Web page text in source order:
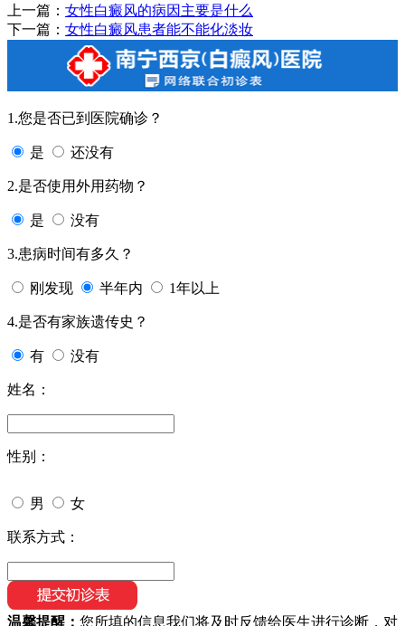
上一篇： 女性白癜风的病因主要是什么
下一篇： 女性白癜风患者能不能化淡妆
1.您是否已到医院确诊？
是 还没有
2.是否使用外用药物？
是 没有
3.患病时间有多久？
刚发现 半年内 1年以上
4.是否有家族遗传史？
有 没有
姓名：
性别：
男 女
联系方式：
温馨提醒： 您所填的信息我们将及时反馈给医生进行诊断，对